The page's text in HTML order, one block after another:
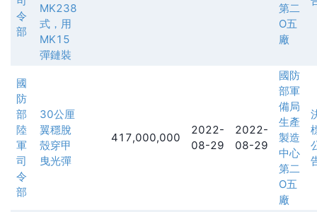
令
部
MK238
式，用
MK15
彈鏈裝
第二
O五
廠
國
防
部
陸
軍
司
令
部
30公厘
翼穩脫
殼穿甲
曳光彈
417,000,000
2022-
08-29
2022-
08-29
國防
部軍
備局
生產
製造
中心
第二
O五
廠